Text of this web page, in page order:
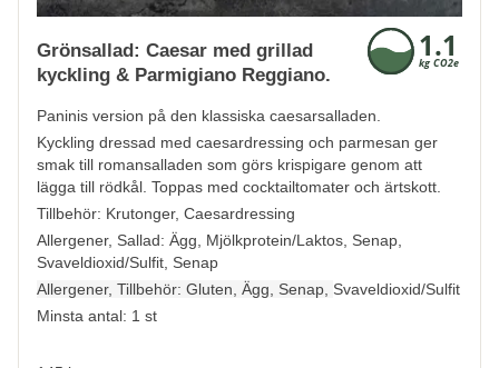
Grönsallad: Caesar med grillad
kyckling & Parmigiano Reggiano.
Paninis version på den klassiska caesarsalladen.
Kyckling dressad med caesardressing och parmesan ger
smak till romansalladen som görs krispigare genom att
lägga till rödkål. Toppas med cocktailtomater och ärtskott.
Tillbehör: Krutonger, Caesardressing
Allergener, Sallad: Ägg, Mjölkprotein/Laktos, Senap,
Svaveldioxid/Sulfit, Senap
Allergener, Tillbehör: Gluten, Ägg, Senap, Svaveldioxid/Sulfit
Minsta antal: 1 st